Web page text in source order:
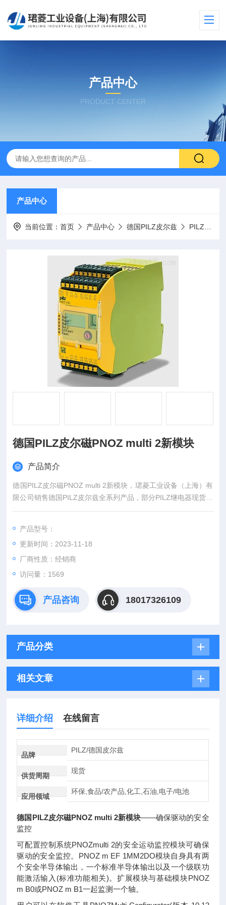
产品中心
PRODUCT CENTER
产品中心
当前位置：首页 产品中心 德国PILZ皮尔兹 PILZ继电器
德国PILZ皮尔磁PNOZ multi 2新模块
产品简介
德国PILZ皮尔磁PNOZ multi 2新模块，珺菱工业设备（上海）有
限公司销售德国PILZ皮尔兹全系列产品，部分PILZ继电器现货库
存，价格好，欢迎来确认。
产品型号：
更新时间：2023-11-18
厂商性质：经销商
访问量：1569
产品咨询 18017326109
产品分类
相关文章
详细介绍 在线留言
品牌
PILZ/德国皮尔兹
供货周期
现货
应用领域
环保,食品/农产品,化工,石油,电子/电池
德国PILZ皮尔磁PNOZ multi 2新模块——确保驱动的安全
监控
可配置控制系统PNOZmulti 2的安全运动监控模块可确保
驱动的安全监控。PNOZ m EF 1MM2DO模块自身具有两
个安全半导体输出，一个标准半导体输出以及一个级联功
能激活输入(标准功能相关)。扩展模块与基础模块PNOZ
m B0或PNOZ m B1一起监测一个轴。